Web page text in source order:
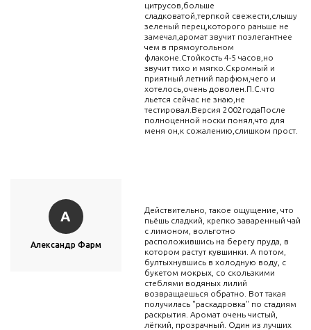
цитрусов,больше
сладковатой,терпкой свежести,слышу
зеленый перец,которого раньше не
замечал,аромат звучит поэлегантнее
чем в прямоугольном
флаконе.Стойкость 4-5 часов,но
звучит тихо и мягко.Скромный и
приятный летний парфюм,чего и
хотелось,очень доволен.П.С.что
льется сейчас не знаю,не
тестировал.Версия 2002годаПосле
полноценной носки понял,что для
меня он,к сожалению,слишком прост.
А
Александр Фарм
Действительно, такое ощущение, что
пьёшь сладкий, крепко заваренный чай
с лимоном, вольготно
расположившись на берегу пруда, в
котором растут кувшинки. А потом,
бултыхнувшись в холодную воду, с
букетом мокрых, со скользкими
стеблями водяных лилий
возвращаешься обратно. Вот такая
получилась "раскадровка" по стадиям
раскрытия. Аромат очень чистый,
лёгкий, прозрачный. Один из лучших